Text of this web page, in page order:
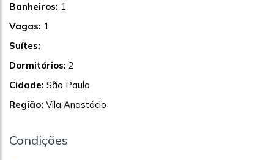
Banheiros: 1
Vagas: 1
Suítes:
Dormitórios: 2
Cidade: São Paulo
Região: Vila Anastácio
Condições